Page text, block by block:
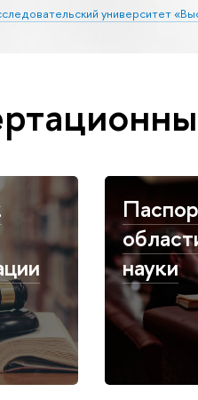
университет
науки